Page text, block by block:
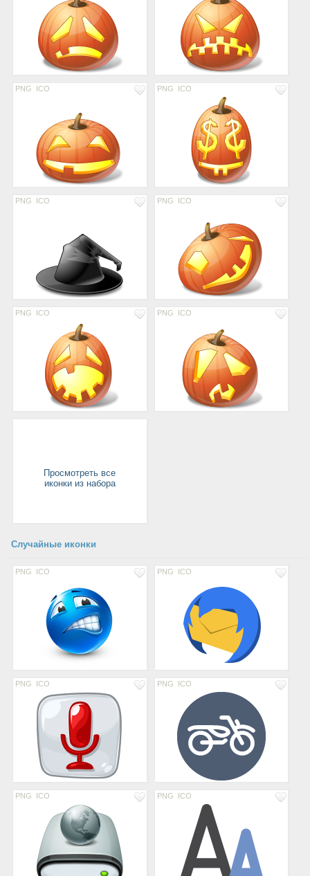
PNG ICO PNG ICO
PNG ICO PNG ICO
PNG ICO PNG ICO
Просмотреть все
иконки из набора
Случайные иконки
PNG ICO PNG ICO
PNG ICO PNG ICO
PNG ICO PNG ICO